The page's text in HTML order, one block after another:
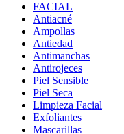
FACIAL
Antiacné
Ampollas
Antiedad
Antimanchas
Antirojeces
Piel Sensible
Piel Seca
Limpieza Facial
Exfoliantes
Mascarillas